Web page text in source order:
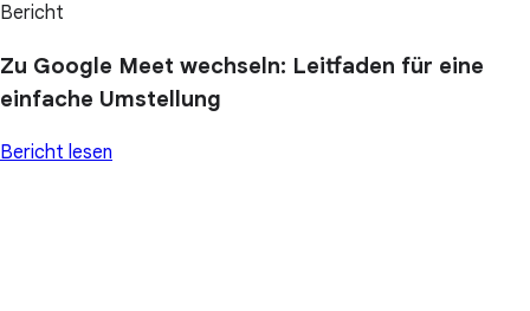
Bericht
Zu Google Meet wechseln: Leitfaden für eine
einfache Umstellung
Bericht lesen